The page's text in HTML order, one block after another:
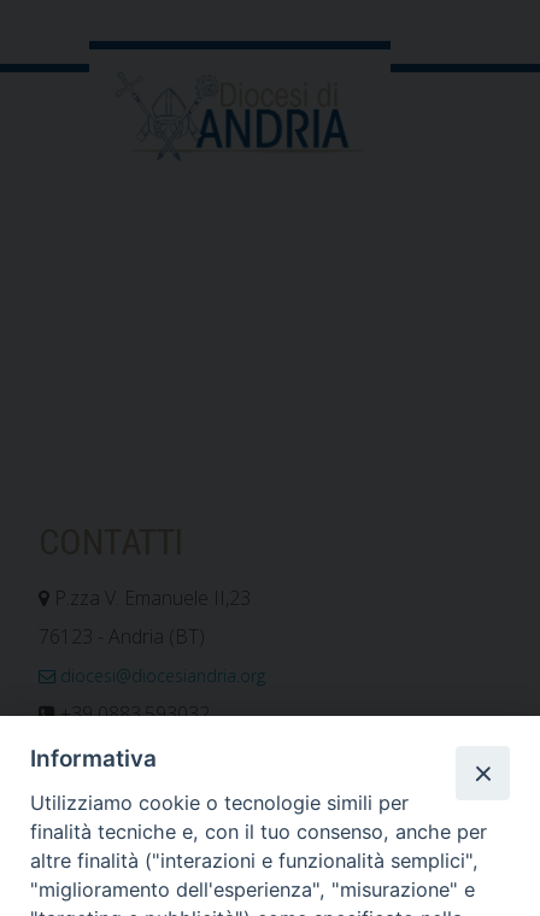
P.zza V. Emanuele II,23
76123 - Andria (BT)
diocesi@diocesiandria.org
+39 0883.593032
+39 0883.592596
ORARIO E CALENDARI
Orari uffici
Calendario diocesano
Informativa
Utilizziamo cookie o tecnologie simili per
finalità tecniche e, con il tuo consenso, anche per
altre finalità ("interazioni e funzionalità semplici",
"miglioramento dell'esperienza", "misurazione" e